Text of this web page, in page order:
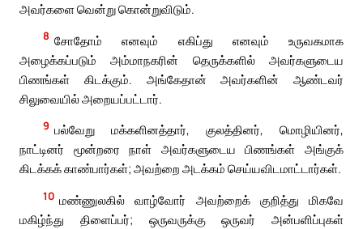
அவர்களை வென்று கொன்றுவிடும்.
8 சோதோம் எனவும் எகிப்து எனவும் உருவகமாக
அழைக்கப்படும் அம்மாநகரின் தெருக்களில் அவர்களுடைய
பிணங்கள் கிடக்கும். அங்கேதான் அவர்களின் ஆண்டவர்
சிலுவையில் அறையப்பட்டார்.
9 பல்வேறு மக்களினத்தார், குலத்தினர், மொழியினர்,
நாட்டினர் மூன்றரை நாள் அவர்களுடைய பிணங்கள் அங்குக்
கிடக்கக் காண்பார்கள்; அவற்றை அடக்கம் செய்யவிடமாட்டார்கள்.
10 மண்ணுலகில் வாழ்வோர் அவற்றைக் குறித்து மிகவே
மகிழ்ந்து திளைப்பர்; ஒருவருக்கு ஒருவர் அன்பளிப்புகள்